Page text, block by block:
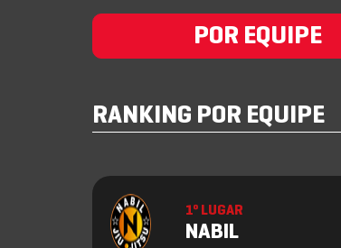
POR EQUIPE
RANKING POR EQUIPE
1º LUGAR
NABIL